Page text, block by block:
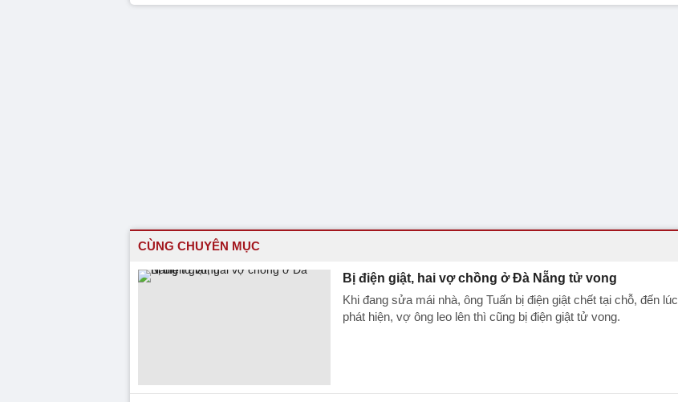
CÙNG CHUYÊN MỤC
Bị điện giật, hai vợ chồng ở Đà Nẵng tử vong
Khi đang sửa mái nhà, ông Tuấn bị điện giật chết tại chỗ, đến lúc
phát hiện, vợ ông leo lên thì cũng bị điện giật tử vong.